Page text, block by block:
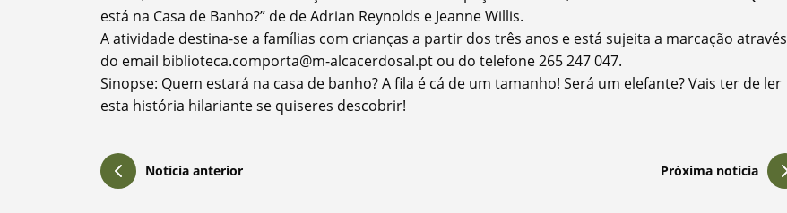
Filtros
está na Casa de Banho?” de de Adrian Reynolds e Jeanne Willis.
A atividade destina-se a famílias com crianças a partir dos três anos e está sujeita a marcação através
do email biblioteca.comporta@m-alcacerdosal.pt ou do telefone 265 247 047.
Sinopse: Quem estará na casa de banho? A fila é cá de um tamanho! Será um elefante? Vais ter de ler
esta história hilariante se quiseres descobrir!
Notícia anterior Próxima notícia